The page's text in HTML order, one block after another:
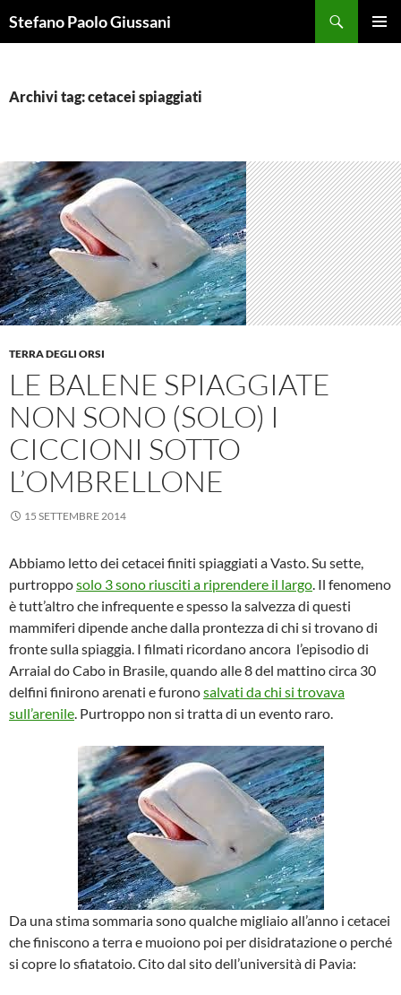
alStefano Paolo Giussani
Archivi tag: cetacei spiaggiati
TERRA DEGLI ORSI
LE BALENE SPIAGGIATE
NON SONO (SOLO) I
CICCIONI SOTTO
L’OMBRELLONE
15 SETTEMBRE 2014
Abbiamo letto dei cetacei finiti spiaggiati a Vasto. Su sette,
purtropposolo 3 sono riusciti a riprendere il largo. Il fenomeno
è tutt’altro che infrequente e spesso la salvezza di questi
mammiferi dipende anche dalla prontezza di chi si trovano di
fronte sulla spiaggia. I filmati ricordano ancora l’episodio di
Arraial do Cabo in Brasile, quando alle 8 del mattino circa 30
delfini finirono arenati e furonosalvati da chi si trovava
sull’arenile. Purtroppo non si tratta di un evento raro.
Da una stima sommaria sono qualche migliaio all’anno i cetacei
che finiscono a terra e muoiono poi per disidratazione o perché
si copre lo sfiatatoio. Cito dal sito dell’università di Pavia: